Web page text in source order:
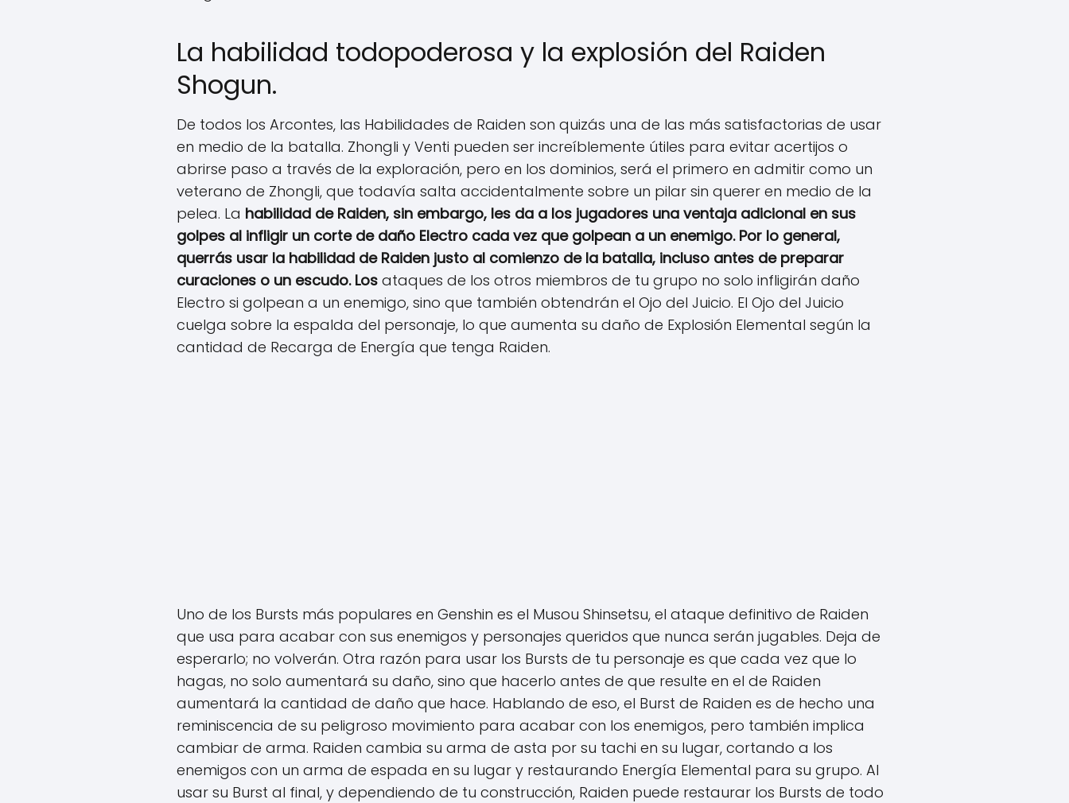
La habilidad todopoderosa y la explosión del Raiden
Shogun.
De todos los Arcontes, las Habilidades de Raiden son quizás una de las más satisfactorias de usar
en medio de la batalla. Zhongli y Venti pueden ser increíblemente útiles para evitar acertijos o
abrirse paso a través de la exploración, pero en los dominios, será el primero en admitir como un
veterano de Zhongli, que todavía salta accidentalmente sobre un pilar sin querer en medio de la
pelea. La habilidad de Raiden, sin embargo, les da a los jugadores una ventaja adicional en sus
golpes al infligir un corte de daño Electro cada vez que golpean a un enemigo. Por lo general,
querrás usar la habilidad de Raiden justo al comienzo de la batalla, incluso antes de preparar
curaciones o un escudo. Los ataques de los otros miembros de tu grupo no solo infligirán daño
Electro si golpean a un enemigo, sino que también obtendrán el Ojo del Juicio. El Ojo del Juicio
cuelga sobre la espalda del personaje, lo que aumenta su daño de Explosión Elemental según la
cantidad de Recarga de Energía que tenga Raiden.
Uno de los Bursts más populares en Genshin es el Musou Shinsetsu, el ataque definitivo de Raiden
que usa para acabar con sus enemigos y personajes queridos que nunca serán jugables. Deja de
esperarlo; no volverán. Otra razón para usar los Bursts de tu personaje es que cada vez que lo
hagas, no solo aumentará su daño, sino que hacerlo antes de que resulte en el de Raiden
aumentará la cantidad de daño que hace. Hablando de eso, el Burst de Raiden es de hecho una
reminiscencia de su peligroso movimiento para acabar con los enemigos, pero también implica
cambiar de arma. Raiden cambia su arma de asta por su tachi en su lugar, cortando a los
enemigos con un arma de espada en su lugar y restaurando Energía Elemental para su grupo. Al
usar su Burst al final, y dependiendo de tu construcción, Raiden puede restaurar los Bursts de todo